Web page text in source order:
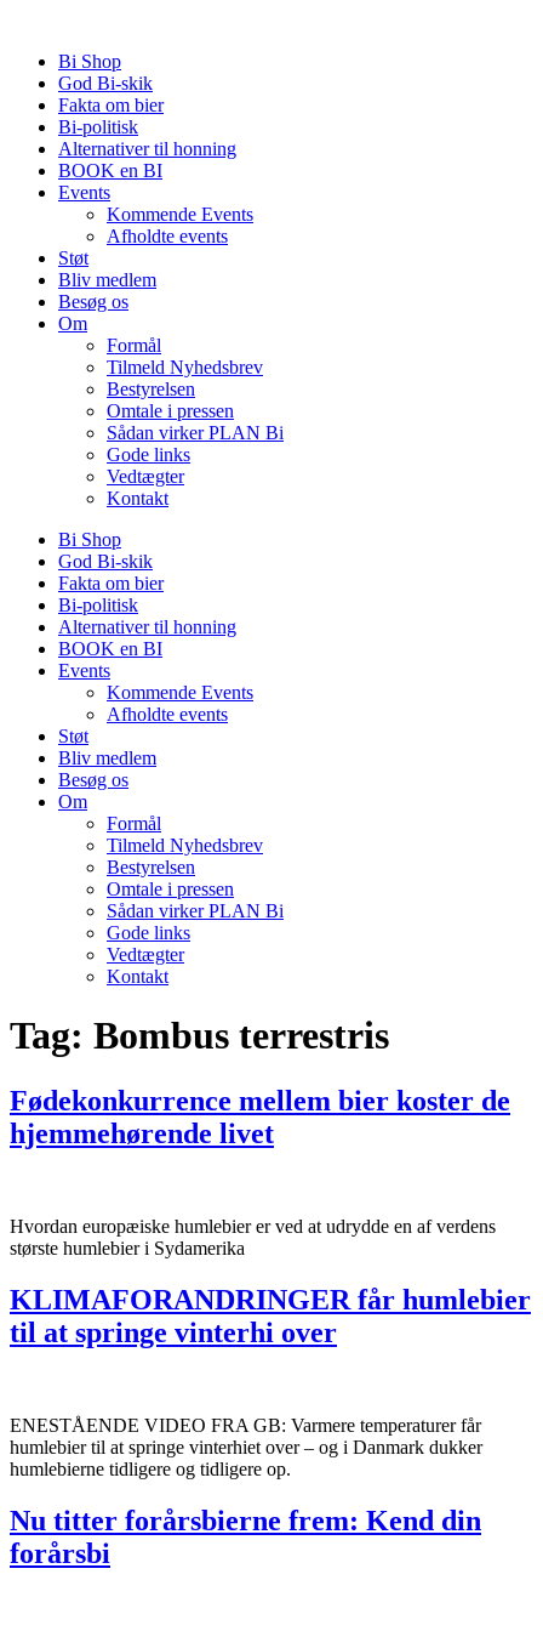
indholdBi Shop
God Bi-skik
Fakta om bier
Bi-politisk
Alternativer til honning
BOOK en BI
Events
Kommende Events
Afholdte events
Støt
Bliv medlem
Besøg os
Om
Formål
Tilmeld Nyhedsbrev
Bestyrelsen
Omtale i pressen
Sådan virker PLAN Bi
Gode links
Vedtægter
Kontakt
Bi Shop
God Bi-skik
Fakta om bier
Bi-politisk
Alternativer til honning
BOOK en BI
Events
Kommende Events
Afholdte events
Støt
Bliv medlem
Besøg os
Om
Formål
Tilmeld Nyhedsbrev
Bestyrelsen
Omtale i pressen
Sådan virker PLAN Bi
Gode links
Vedtægter
Kontakt
Tag: Bombus terrestris
Fødekonkurrence mellem bier koster de
hjemmehørende livet
Hvordan europæiske humlebier er ved at udrydde en af verdens
største humlebier i Sydamerika
KLIMAFORANDRINGER får humlebier
til at springe vinterhi over
ENESTÅENDE VIDEO FRA GB: Varmere temperaturer får
humlebier til at springe vinterhiet over – og i Danmark dukker
humlebierne tidligere og tidligere op.
Nu titter forårsbierne frem: Kend din
forårsbi